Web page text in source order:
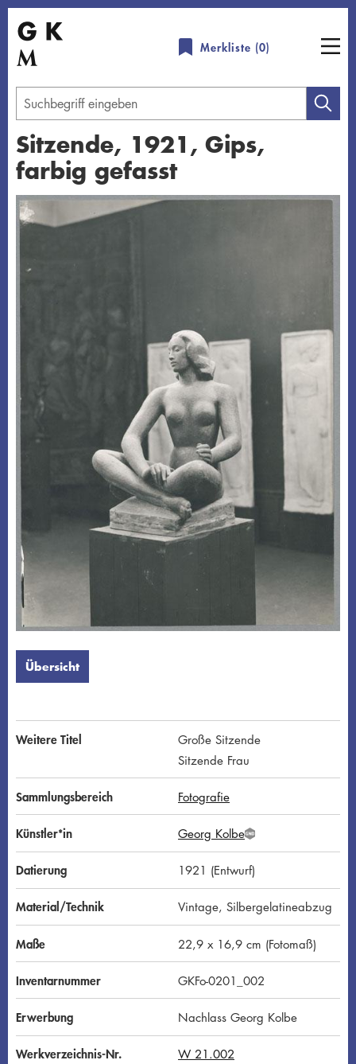
Direkt
zum
Inhalt
Merkliste (0)
Geben
Sie
einen
Suchbegriff
Sitzende, 1921, Gips,
farbig gefasst
Übersicht schließen
Übersicht
Weitere Titel
Große Sitzende
Sitzende Frau
Sammlungsbereich Fotografie
Künstler*in Georg KolbeG
N
D
Datierung 1921 (Entwurf)
Material/Technik Vintage, Silbergelatineabzug
Maße 22,9 x 16,9 cm (Fotomaß)
Inventarnummer GKFo-0201_002
Erwerbung Nachlass Georg Kolbe
Werkverzeichnis-Nr. W 21.002